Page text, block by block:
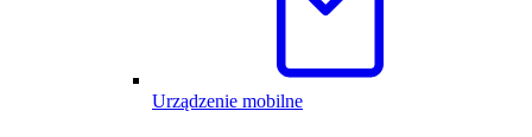
Urządzenie mobilne